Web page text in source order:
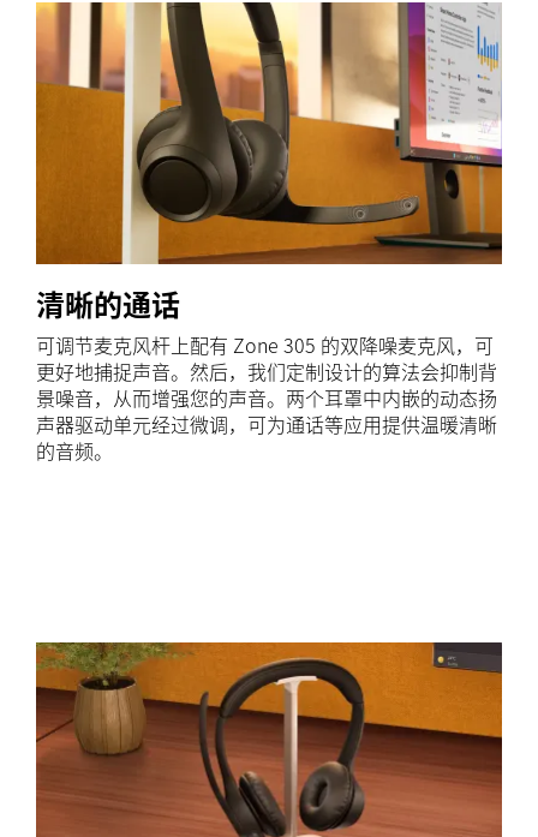
清晰的通话
可调节麦克风杆上配有 Zone 305 的双降噪麦克风，可
更好地捕捉声音。然后，我们定制设计的算法会抑制背
景噪音，从而增强您的声音。两个耳罩中内嵌的动态扬
声器驱动单元经过微调，可为通话等应用提供温暖清晰
的音频。